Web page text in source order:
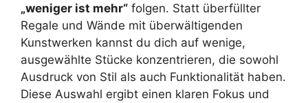
„weniger ist mehr“ folgen. Statt überfüllter
Regale und Wände mit überwältigenden
Kunstwerken kannst du dich auf wenige,
ausgewählte Stücke konzentrieren, die sowohl
Ausdruck von Stil als auch Funktionalität haben.
Diese Auswahl ergibt einen klaren Fokus und